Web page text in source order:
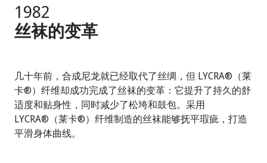
1982
丝袜的变革
几十年前，合成尼龙就已经取代了丝绸，但 LYCRA®（莱
卡®）纤维却成功完成了丝袜的变革：它提升了持久的舒
适度和贴身性，同时减少了松垮和鼓包。采用
LYCRA®（莱卡®）纤维制造的丝袜能够抚平瑕疵，打造
平滑身体曲线。